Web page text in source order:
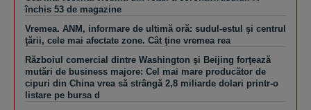
închis 53 de magazine
Vremea. ANM, informare de ultimă oră: sudul-estul şi centrul
ţării, cele mai afectate zone. Cât ţine vremea rea
Războiul comercial dintre Washington şi Beijing forţează
mutări de business majore: Cel mai mare producător de
cipuri din China vrea să strângă 2,8 miliarde dolari printr-o
listare pe bursa d